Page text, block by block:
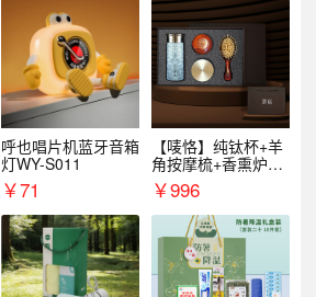
呼也唱片机蓝牙音箱
灯WY-S011
￥71
【唛恪】纯钛杯+羊
角按摩梳+香熏炉
+气垫梳
￥996